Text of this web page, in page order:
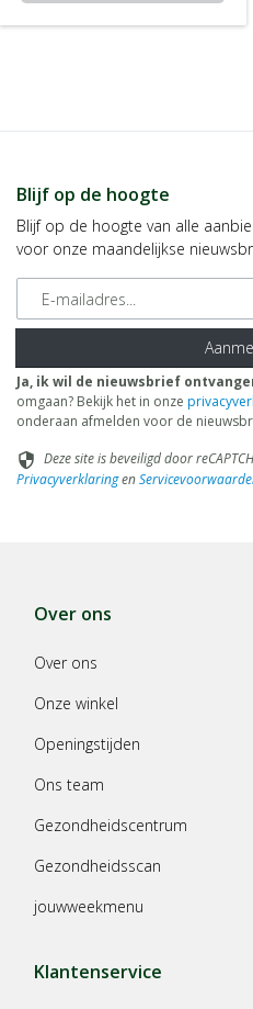
Blijf op de hoogte
Blijf op de hoogte van alle
voor onze maandelijkse
E-mailadres
Ja, ik wil de nieuwsbrief
omgaan? Bekijk het in onze
onderaan afmelden voor de
security Deze site is beveiligd door
Privacyverklaringen
Over ons
Over ons
Onze winkel
Openingstijden
Ons team
Gezondheidscentrum
Gezondheidsscan
jouwweekmenu
Klantenservice